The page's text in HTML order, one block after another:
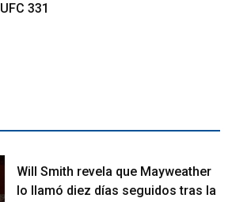
UFC 331
Will Smith revela que Mayweather
lo llamó diez días seguidos tras la